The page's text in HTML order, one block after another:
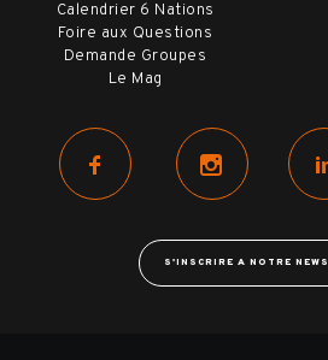
Calendrier 6 Nations
Foire aux Questions
Demande Groupes
Le Mag
S'INSCRIRE A NOTRE